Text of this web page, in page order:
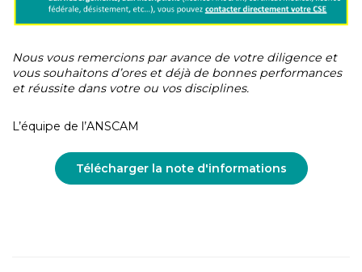
Nous vous remercions par avance de votre diligence et
vous souhaitons d’ores et déjà de bonnes performances
et réussite dans votre ou vos disciplines.
L’équipe de l’ANSCAM
Télécharger la note d'informations